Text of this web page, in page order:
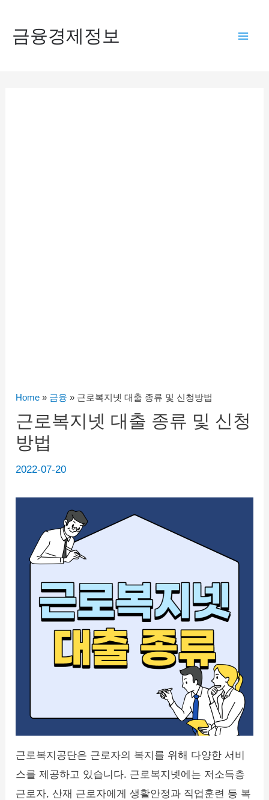
금융경제정보
Home » 금융 » 근로복지넷 대출 종류 및 신청방법
근로복지넷 대출 종류 및 신청
방법
2022-07-20
근로복지공단은 근로자의 복지를 위해 다양한 서비
스를 제공하고 있습니다. 근로복지넷에는 저소득층
근로자, 산재 근로자에게 생활안정과 직업훈련 등 복